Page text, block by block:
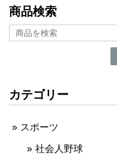
商品検索
カテゴリー
スポーツ
社会人野球